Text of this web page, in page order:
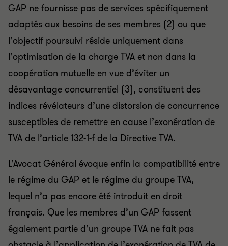
GAP ne fournisse pas de services spécifiquement
adaptés aux besoins de ses membres (2) ou que
l’objectif poursuivi réside uniquement dans
l’optimisation de la charge TVA et non dans la
coopération mutuelle en vue d’éviter un
désavantage concurrentiel (3), constituent des
indices révélateurs d’une distorsion de concurrence
susceptibles de remettre en cause l’exonération de
TVA de l’article 132-1-f de la Directive TVA.
L’Avocat Général évoque enfin la compatibilité entre
le régime du GAP et le régime du groupe TVA,
lequel n’a pas encore été introduit en droit
français. Que les membres d’un GAP fassent
également partie d’un groupe TVA ne fait pas